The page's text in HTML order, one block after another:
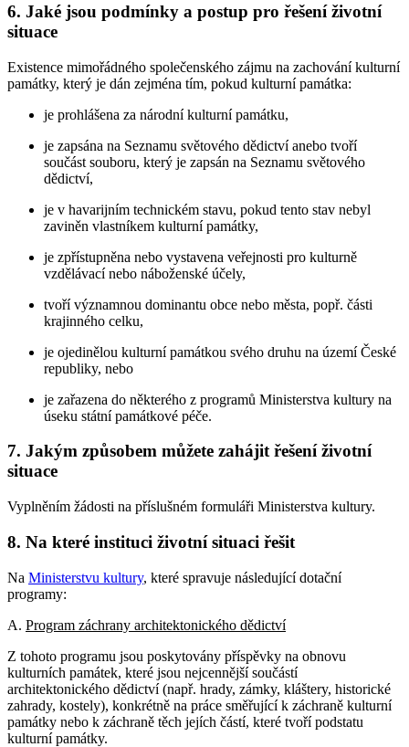
6. Jaké jsou podmínky a postup pro řešení životní
situace
Existence mimořádného společenského zájmu na zachování kulturní
památky, který je dán zejména tím, pokud kulturní památka:
je prohlášena za národní kulturní památku,
je zapsána na Seznamu světového dědictví anebo tvoří
součást souboru, který je zapsán na Seznamu světového
dědictví,
je v havarijním technickém stavu, pokud tento stav nebyl
zaviněn vlastníkem kulturní památky,
je zpřístupněna nebo vystavena veřejnosti pro kulturně
vzdělávací nebo náboženské účely,
tvoří významnou dominantu obce nebo města, popř. části
krajinného celku,
je ojedinělou kulturní památkou svého druhu na území České
republiky, nebo
je zařazena do některého z programů Ministerstva kultury na
úseku státní památkové péče.
7. Jakým způsobem můžete zahájit řešení životní
situace
Vyplněním žádosti na příslušném formuláři Ministerstva kultury.
8. Na které instituci životní situaci řešit
Na Ministerstvu kultury, které spravuje následující dotační
programy:
A. Program záchrany architektonického dědictví
Z tohoto programu jsou poskytovány příspěvky na obnovu
kulturních památek, které jsou nejcennější součástí
architektonického dědictví (např. hrady, zámky, kláštery, historické
zahrady, kostely), konkrétně na práce směřující k záchraně kulturní
památky nebo k záchraně těch jejích částí, které tvoří podstatu
kulturní památky.